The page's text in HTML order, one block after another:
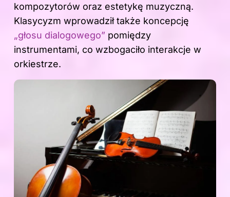
kompozytorów oraz estetykę muzyczną.
Klasycyzm wprowadził także koncepcję
„głosu dialogowego” pomiędzy
instrumentami, co wzbogaciło interakcje w
orkiestrze.